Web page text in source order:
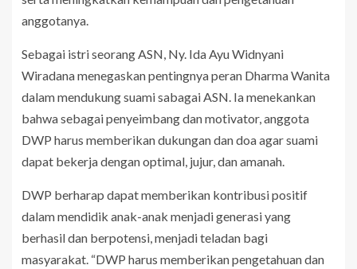
anggotanya.
Sebagai istri seorang ASN, Ny. Ida Ayu Widnyani
Wiradana menegaskan pentingnya peran Dharma Wanita
dalam mendukung suami sabagai ASN. Ia menekankan
bahwa sebagai penyeimbang dan motivator, anggota
DWP harus memberikan dukungan dan doa agar suami
dapat bekerja dengan optimal, jujur, dan amanah.
DWP berharap dapat memberikan kontribusi positif
dalam mendidik anak-anak menjadi generasi yang
berhasil dan berpotensi, menjadi teladan bagi
masyarakat. “DWP harus memberikan pengetahuan dan